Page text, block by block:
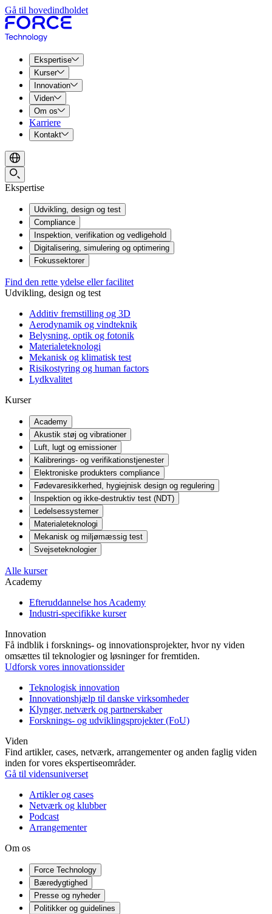
Gå til hovedindholdet
Ekspertise
Kurser
Innovation
Viden
Om os
Karriere
Kontakt
Ekspertise
Udvikling, design og test
Compliance
Inspektion, verifikation og vedligehold
Digitalisering, simulering og optimering
Fokussektorer
Find den rette ydelse eller facilitet
Udvikling, design og test
Additiv fremstilling og 3D
Aerodynamik og vindteknik
Belysning, optik og fotonik
Materialeteknologi
Mekanisk og klimatisk test
Risikostyring og human factors
Lydkvalitet
Kurser
Academy
Akustik støj og vibrationer
Luft, lugt og emissioner
Kalibrerings- og verifikationstjenester
Elektroniske produkters compliance
Fødevaresikkerhed, hygiejnisk design og regulering
Inspektion og ikke-destruktiv test (NDT)
Ledelsessystemer
Materialeteknologi
Mekanisk og miljømæssig test
Svejseteknologier
Alle kurser
Academy
Efteruddannelse hos Academy
Industri-specifikke kurser
Innovation
Få indblik i forsknings- og innovationsprojekter, hvor ny viden
omsættes til teknologier og løsninger for fremtiden.
Udforsk vores innovationssider
Teknologisk innovation
Innovationshjælp til danske virksomheder
Klynger, netværk og partnerskaber
Forsknings- og udviklingsprojekter (FoU)
Viden
Find artikler, cases, netværk, arrangementer og anden faglig viden
inden for vores ekspertiseområder.
Gå til vidensuniverset
Artikler og cases
Netværk og klubber
Podcast
Arrangementer
Om os
Force Technology
Bæredygtighed
Presse og nyheder
Politikker og guidelines